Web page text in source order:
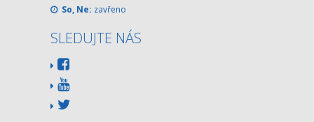
So, Ne: zavřeno
SLEDUJTE NÁS